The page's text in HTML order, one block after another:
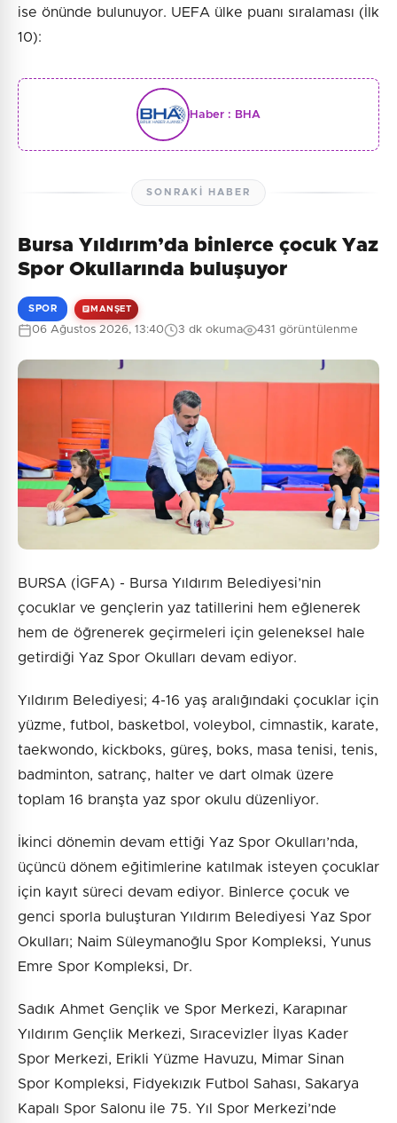
ise önünde bulunuyor. UEFA ülke puanı sıralaması (İlk
10):
Haber : BHA
SONRAKI HABER
Bursa Yıldırım’da binlerce çocuk Yaz
Spor Okullarında buluşuyor
SPOR MANŞET
06 Ağustos 2026, 13:40 3 dk okuma 431 görüntülenme
BURSA (İGFA) - Bursa Yıldırım Belediyesi’nin
çocuklar ve gençlerin yaz tatillerini hem eğlenerek
hem de öğrenerek geçirmeleri için geleneksel hale
getirdiği Yaz Spor Okulları devam ediyor.
Yıldırım Belediyesi; 4-16 yaş aralığındaki çocuklar için
yüzme, futbol, basketbol, voleybol, cimnastik, karate,
taekwondo, kickboks, güreş, boks, masa tenisi, tenis,
badminton, satranç, halter ve dart olmak üzere
toplam 16 branşta yaz spor okulu düzenliyor.
İkinci dönemin devam ettiği Yaz Spor Okulları’nda,
üçüncü dönem eğitimlerine katılmak isteyen çocuklar
için kayıt süreci devam ediyor. Binlerce çocuk ve
genci sporla buluşturan Yıldırım Belediyesi Yaz Spor
Okulları; Naim Süleymanoğlu Spor Kompleksi, Yunus
Emre Spor Kompleksi, Dr.
Sadık Ahmet Gençlik ve Spor Merkezi, Karapınar
Yıldırım Gençlik Merkezi, Sıracevizler İlyas Kader
Spor Merkezi, Erikli Yüzme Havuzu, Mimar Sinan
Spor Kompleksi, Fidyekızık Futbol Sahası, Sakarya
Kapalı Spor Salonu ile 75. Yıl Spor Merkezi’nde